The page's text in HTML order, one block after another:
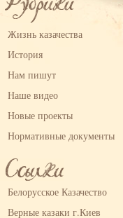
Жизнь казачества
История
Нам пишут
Наше видео
Новые проекты
Нормативные документы
Белорусское Казачество
Верные казаки г.Киев